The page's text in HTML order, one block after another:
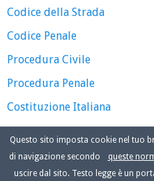
Codice della Strada
Codice Penale
Procedura Civile
Procedura Penale
Costituzione Italiana
Questo sito imposta cookie nel tuo
di navigazione secondo
queste
uscire dal sito. Testo legge è un